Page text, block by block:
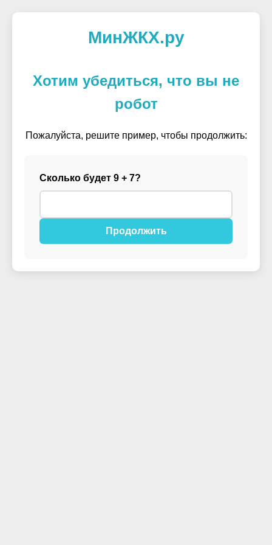
МинЖКХ.ру
Хотим убедиться, что вы не
робот
Пожалуйста, решите пример, чтобы продолжить:
Сколько будет 9 + 7?
Продолжить